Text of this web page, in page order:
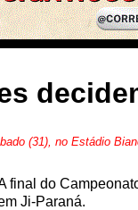
(31), no Estádio
final do
Ji-Paraná.